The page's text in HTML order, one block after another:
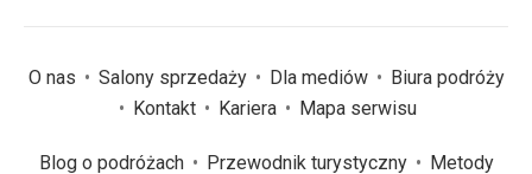
O nas Salony sprzedaży Dla mediów
Biura podróży
Kontakt
Kariera Mapa serwisu
Blog o podróżach Przewodnik turystyczny
Metody